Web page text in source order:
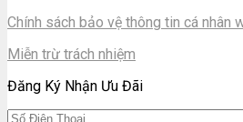
Chính sách bảo vệ thông tin cá nhân
Miễn trừ trách nhiệm
Đăng Ký Nhận Ưu Đãi